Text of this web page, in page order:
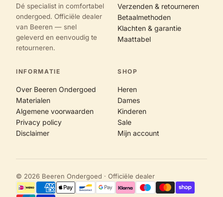
Dé specialist in comfortabel
ondergoed. Officiële dealer
van Beeren — snel
geleverd en eenvoudig te
retourneren.
Verzenden & retourneren
Betaalmethoden
Klachten & garantie
Maattabel
INFORMATIE
Over Beeren Ondergoed
Materialen
Algemene voorwaarden
Privacy policy
Disclaimer
SHOP
Heren
Dames
Kinderen
Sale
Mijn account
© 2026 Beeren Ondergoed · Officiële dealer